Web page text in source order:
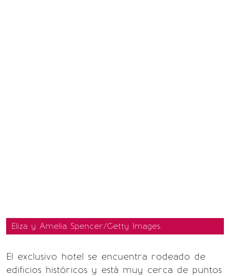
Eliza y Amelia Spencer/Getty Images.
El exclusivo hotel se encuentra rodeado de
edificios históricos y está muy cerca de puntos